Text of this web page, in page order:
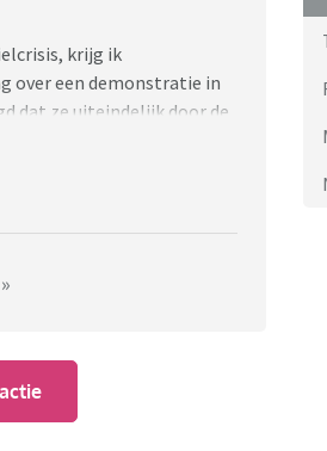
krijg ik
over een demonstratie in
dat ze uiteindelijk door de
tegen AZC's waren
asielzoekers het land uit
»